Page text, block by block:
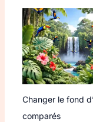
Changer le fond
comparés